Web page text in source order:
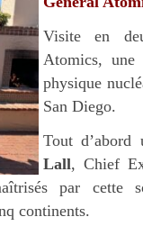
Visite en
Atomics, une
physique
San Diego.
Tout
Lall, Chief
par cette
continents.